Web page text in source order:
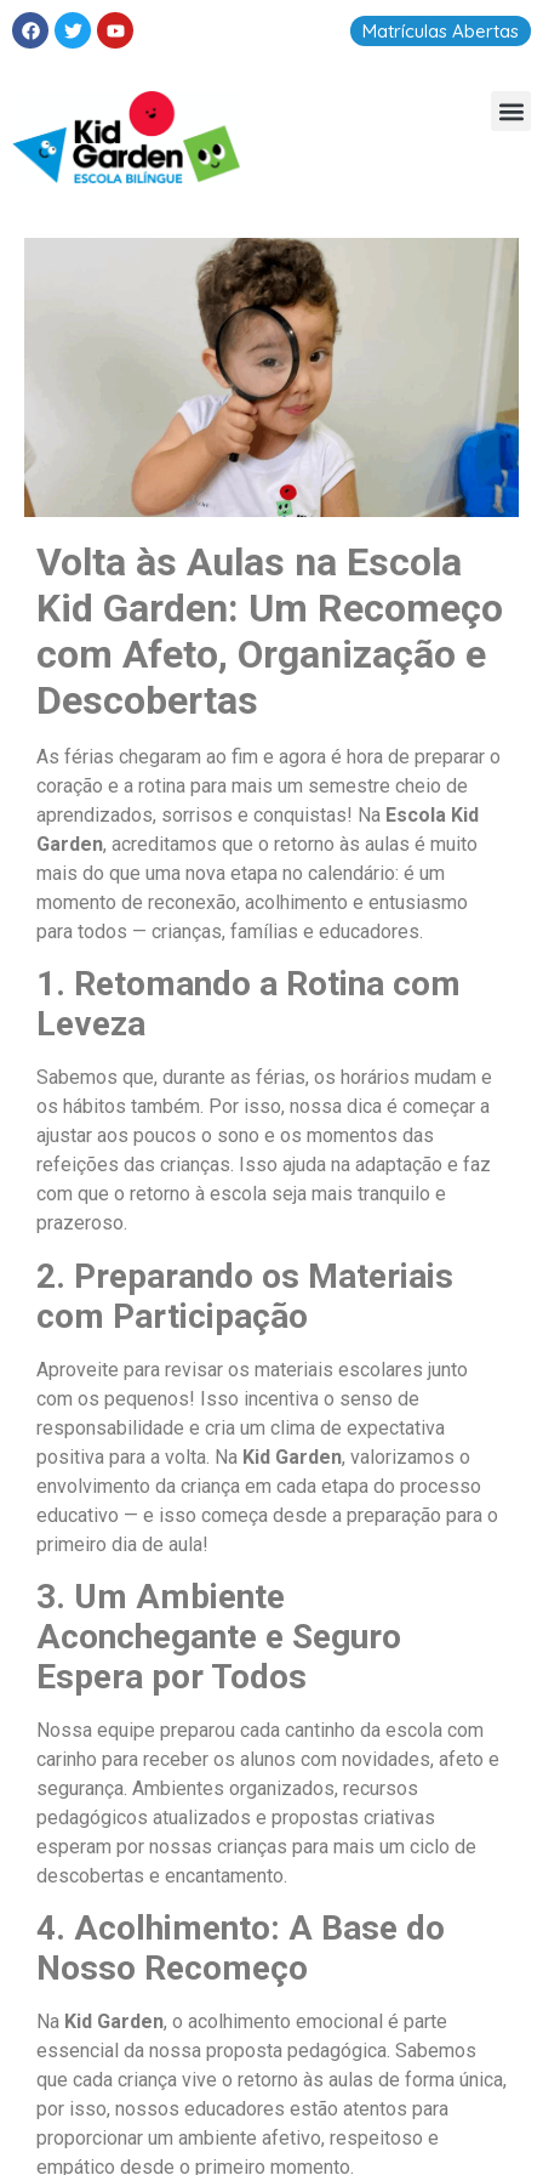
Matrículas Abertas
Volta às Aulas na Escola
Kid Garden: Um Recomeço
com Afeto, Organização e
Descobertas
As férias chegaram ao fim e agora é hora de preparar o
coração e a rotina para mais um semestre cheio de
aprendizados, sorrisos e conquistas! Na Escola Kid
Garden, acreditamos que o retorno às aulas é muito
mais do que uma nova etapa no calendário: é um
momento de reconexão, acolhimento e entusiasmo
para todos — crianças, famílias e educadores.
1. Retomando a Rotina com
Leveza
Sabemos que, durante as férias, os horários mudam e
os hábitos também. Por isso, nossa dica é começar a
ajustar aos poucos o sono e os momentos das
refeições das crianças. Isso ajuda na adaptação e faz
com que o retorno à escola seja mais tranquilo e
prazeroso.
2. Preparando os Materiais
com Participação
Aproveite para revisar os materiais escolares junto
com os pequenos! Isso incentiva o senso de
responsabilidade e cria um clima de expectativa
positiva para a volta. Na Kid Garden, valorizamos o
envolvimento da criança em cada etapa do processo
educativo — e isso começa desde a preparação para o
primeiro dia de aula!
3. Um Ambiente
Aconchegante e Seguro
Espera por Todos
Nossa equipe preparou cada cantinho da escola com
carinho para receber os alunos com novidades, afeto e
segurança. Ambientes organizados, recursos
pedagógicos atualizados e propostas criativas
esperam por nossas crianças para mais um ciclo de
descobertas e encantamento.
4. Acolhimento: A Base do
Nosso Recomeço
Na Kid Garden, o acolhimento emocional é parte
essencial da nossa proposta pedagógica. Sabemos
que cada criança vive o retorno às aulas de forma única,
por isso, nossos educadores estão atentos para
proporcionar um ambiente afetivo, respeitoso e
empático desde o primeiro momento.